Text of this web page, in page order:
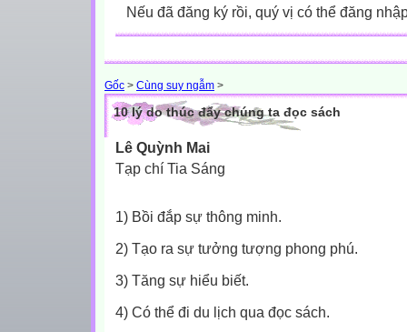
Nếu đã đăng ký rồi, quý vị có thể đăng
Gốc > Cùng suy ngẫm >
10 lý do thúc đẩy chúng ta đọc sách
Lê Quỳnh Mai
Tạp chí Tia Sáng
1) Bồi đắp sự thông minh.
2) Tạo ra sự tưởng tượng phong phú.
3) Tăng sự hiểu biết.
4) Có thể đi du lịch qua đọc sách.